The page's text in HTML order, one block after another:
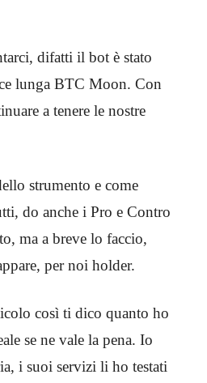
difatti il bot è stato
lunga BTC Moon. Con
a tenere le nostre
strumento e come
do anche i Pro e Contro
ma a breve lo faccio,
per noi holder.
così ti dico quanto ho
se ne vale la pena. Io
i suoi servizi li ho testati